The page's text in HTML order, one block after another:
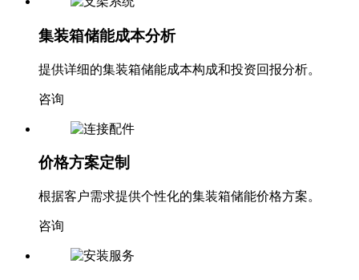
集装箱储能成本分析
提供详细的集装箱储能成本构成和投资回报分析。
咨询
价格方案定制
根据客户需求提供个性化的集装箱储能价格方案。
咨询